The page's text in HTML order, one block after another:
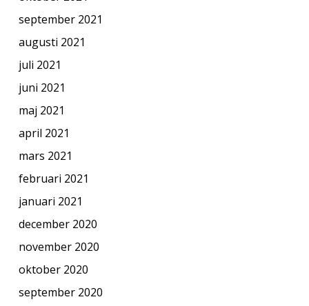
september 2021
augusti 2021
juli 2021
juni 2021
maj 2021
april 2021
mars 2021
februari 2021
januari 2021
december 2020
november 2020
oktober 2020
september 2020